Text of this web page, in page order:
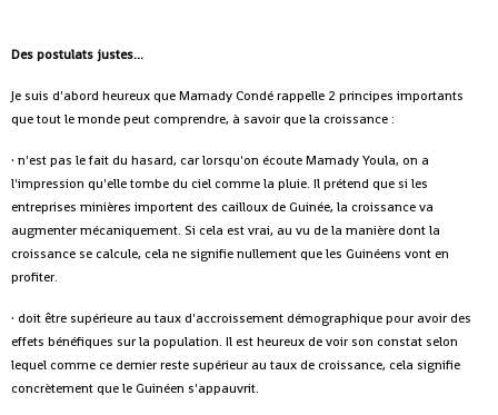
Des postulats justes...
Je suis d'abord heureux que Mamady Condé rappelle 2 principes importants
que tout le monde peut comprendre, à savoir que la croissance :
· n'est pas le fait du hasard, car lorsqu'on écoute Mamady Youla, on a
l'impression qu'elle tombe du ciel comme la pluie. Il prétend que si les
entreprises minières importent des cailloux de Guinée, la croissance va
augmenter mécaniquement. Si cela est vrai, au vu de la manière dont la
croissance se calcule, cela ne signifie nullement que les Guinéens vont en
profiter.
· doit être supérieure au taux d'accroissement démographique pour avoir des
effets bénéfiques sur la population. Il est heureux de voir son constat selon
lequel comme ce dernier reste supérieur au taux de croissance, cela signifie
concrètement que le Guinéen s'appauvrit.